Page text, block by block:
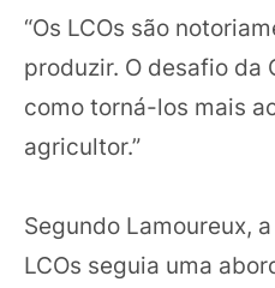
“Os LCOs são
produzir. O desafio da
como torná-los mais
agricultor.”
Segundo Lamoureux,
LCOs seguia uma